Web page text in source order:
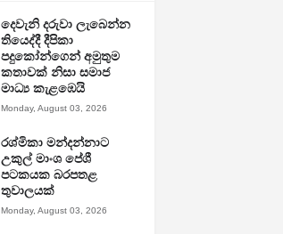
දෙවැනි දරුවා ලැබෙන්න
තියෙද්දී දීපිකා
පදුකෝන්ගෙන් අමුතුම
කතාවක් නිසා සමාජ
මාධ්‍ය කැළඹෙයි
Monday, August 03, 2026
රශ්මිකා මන්දන්නාට
උකුල් මාංශ පේශී
පටකයක බරපතළ
තුවාලයක්
Monday, August 03, 2026